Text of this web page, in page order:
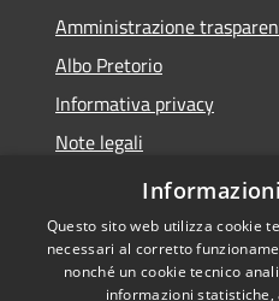
Amministrazione
Albo Pretorio
Informativa privacy
Note legali
Dichiarazione di accessibilità
Questo sito web utilizza cookie
necessari al corretto
nonché un cookie tecnico
informazioni